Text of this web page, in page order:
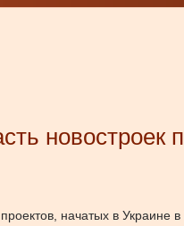
новостроек
начатых в